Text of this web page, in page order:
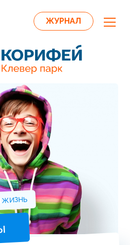
ЖУРНАЛ
ЖИЗНЬ